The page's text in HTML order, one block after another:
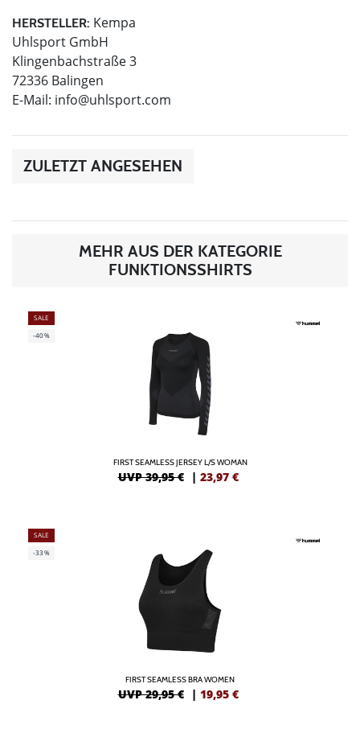
HERSTELLER: Kempa
Uhlsport GmbH
Klingenbachstraße 3
72336 Balingen
E-Mail: info@uhlsport.com
ZULETZT ANGESEHEN
MEHR AUS DER KATEGORIE
FUNKTIONSSHIRTS
SALE
-40%
FIRST SEAMLESS JERSEY L/S WOMAN
UVP 39,95 € | 23,97 €
SALE
-33%
FIRST SEAMLESS BRA WOMEN
UVP 29,95 € | 19,95 €